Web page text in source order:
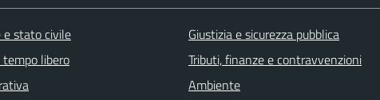
e stato civile
libero
Giustizia e sicurezza pubblica
Tributi, finanze e contravvenzioni
Ambiente